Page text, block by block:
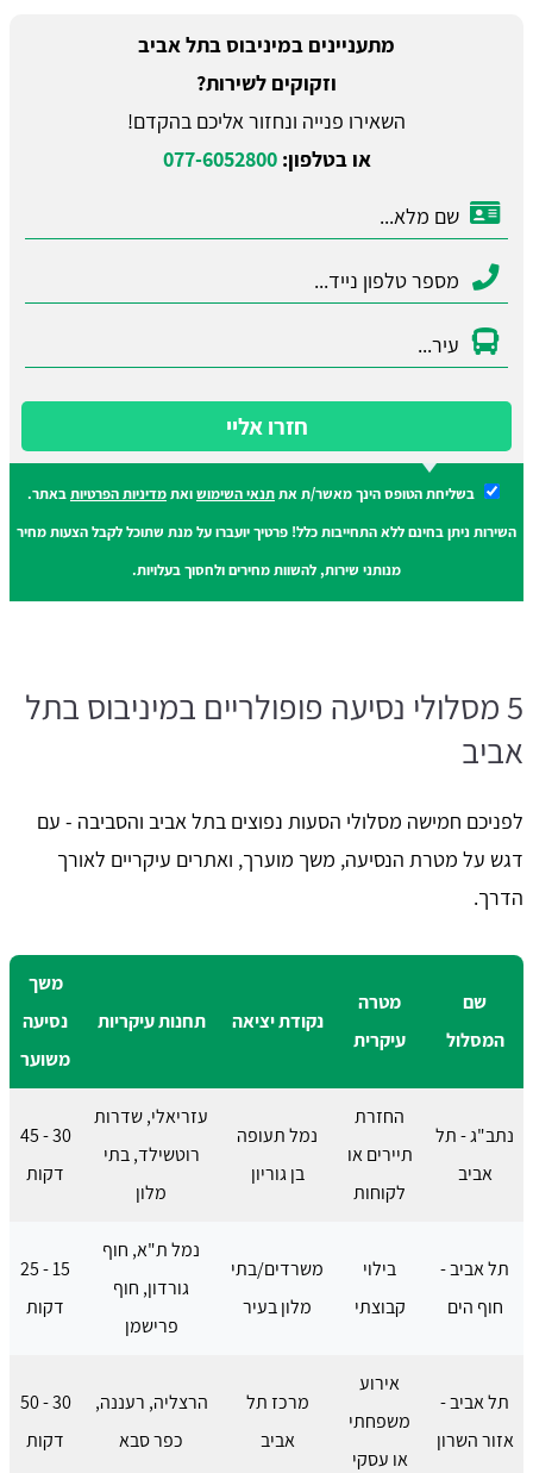
מתעניינים במיניבוס בתל אביב
וזקוקים לשירות?
השאירו פנייה ונחזור אליכם בהקדם!
או בטלפון:077-6052800
חזרו אליי
בשליחת הטופס הינך מאשר/ת אתתנאי השימושואתמדיניות הפרטיותבאתר.
השירות ניתן בחינם ללא התחייבות כלל! פרטיך יועברו על מנת שתוכל לקבל הצעות מחיר
מנותני שירות, להשוות מחירים ולחסוך בעלויות.
5 מסלולי נסיעה פופולריים במיניבוס בתל
אביב
לפניכם חמישה מסלולי הסעות נפוצים בתל אביב והסביבה - עם
דגש על מטרת הנסיעה, משך מוערך, ואתרים עיקריים לאורך
הדרך.
שם
המסלול
מטרה
עיקרית
נקודת יציאה תחנות עיקריות
משך
נסיעה
משוער
נתב"ג - תל
אביב
החזרת
תיירים או
לקוחות
נמל תעופה
בן גוריון
עזריאלי, שדרות
רוטשילד, בתי
מלון
30 - 45
דקות
תל אביב -
חוף הים
בילוי
קבוצתי
משרדים/בתי
מלון בעיר
נמל ת"א, חוף
גורדון, חוף
פרישמן
15 - 25
דקות
תל אביב -
אזור השרון
אירוע
משפחתי
או עסקי
מרכז תל
אביב
הרצליה, רעננה,
כפר סבא
30 - 50
דקות